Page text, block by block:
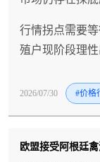
行情拐点需要
殖户现阶段理性
2026/07/30 #价格